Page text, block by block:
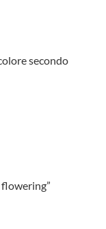
secondo